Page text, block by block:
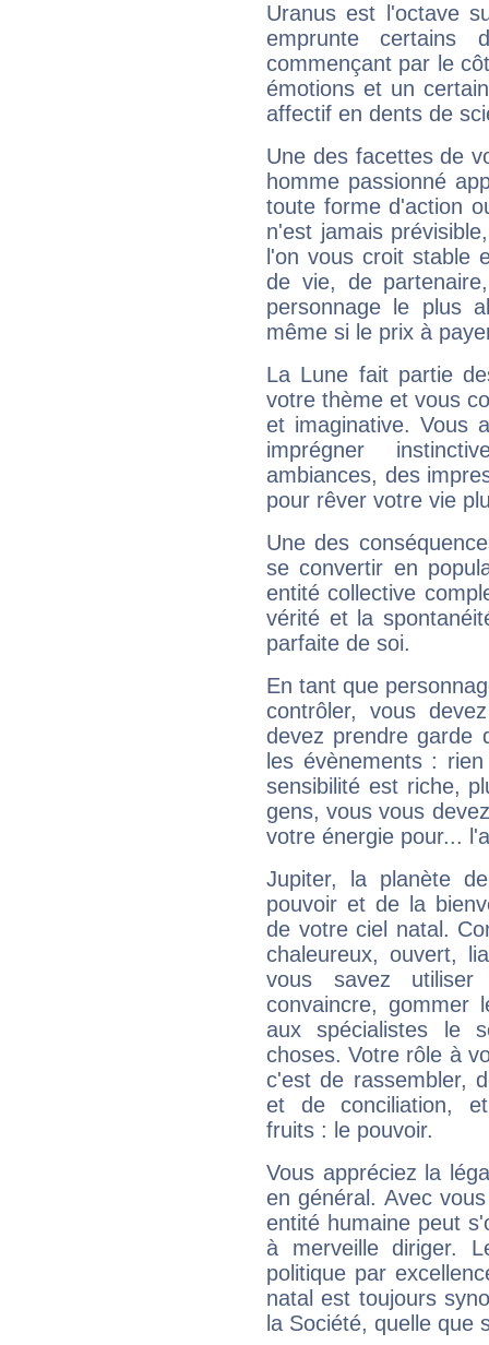
Uranus est l'octave
emprunte
commençant par le
émotions et un
affectif en dents de
Une des facettes de
homme passionné
toute forme d'action
n'est jamais
l'on vous croit stable
de vie, de
personnage le plus
même si le prix à
La Lune fait partie
votre thème et vous
et imaginative. Vous
imprégner
ambiances, des
pour rêver votre vie
Une des
se convertir en
entité collective
vérité et la
parfaite de soi.
En tant que
contrôler, vous
devez prendre garde
les évènements :
sensibilité est riche,
gens, vous vous
votre énergie pour...
Jupiter, la planète
pouvoir et de la
de votre ciel natal.
chaleureux, ouvert,
vous savez
convaincre, gommer
aux spécialistes le
choses. Votre rôle à
c'est de rassembler,
et de conciliation,
fruits : le pouvoir.
Vous appréciez la
en général. Avec
entité humaine peut
à merveille diriger.
politique par
natal est toujours
la Société, quelle que